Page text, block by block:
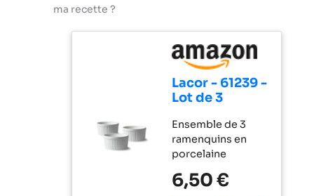
ma recette ?
Lacor - 61239 -
Lot de 3
porcelaine
blanche,
finition lisse
et brillante,
résistant aux
Ensemble de 3
ramenquins en
porcelaine
qualité avec émail
6,50 €